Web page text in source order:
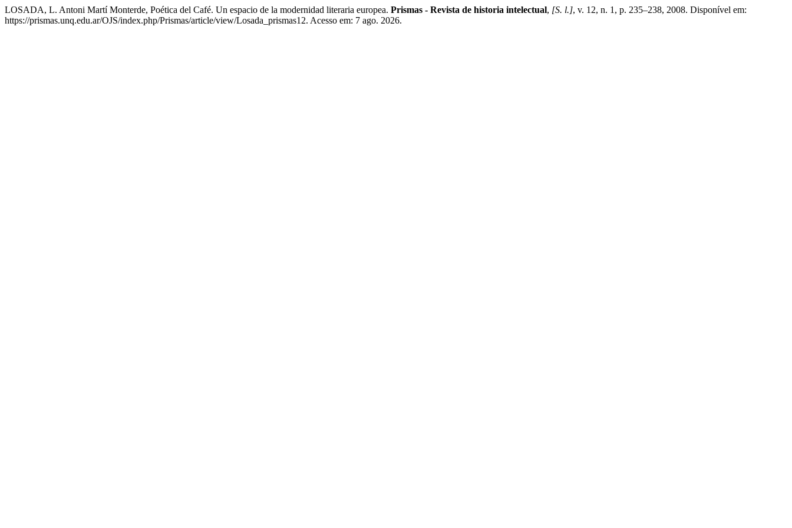
LOSADA, L. Antoni Martí Monterde, Poética del Café. Un espacio de la modernidad literaria europea. Prismas - Revista de historia intelectual, [S. l.], v. 12, n. 1, p. 235–238, 2008. Disponível em:
https://prismas.unq.edu.ar/OJS/index.php/Prismas/article/view/Losada_prismas12. Acesso em: 7 ago. 2026.